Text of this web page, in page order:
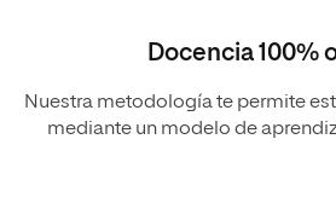
Docencia 100%
Nuestra metodología te permite
mediante un modelo de